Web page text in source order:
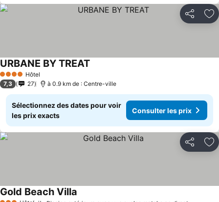
Partager
4 Étoiles Hôtel
URBANE BY TREAT
7,3 27 à 0.9 km de : Centre-ville
Sélectionnez des dates pour voir
les prix exacts
Consulter les prix
Partager
Gold Beach Villa